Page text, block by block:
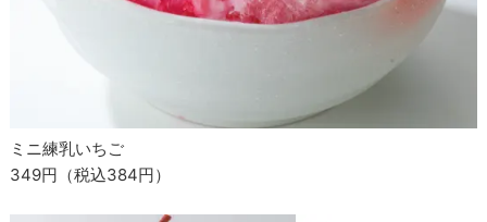
ミニ練乳いちご
349円（税込384円）